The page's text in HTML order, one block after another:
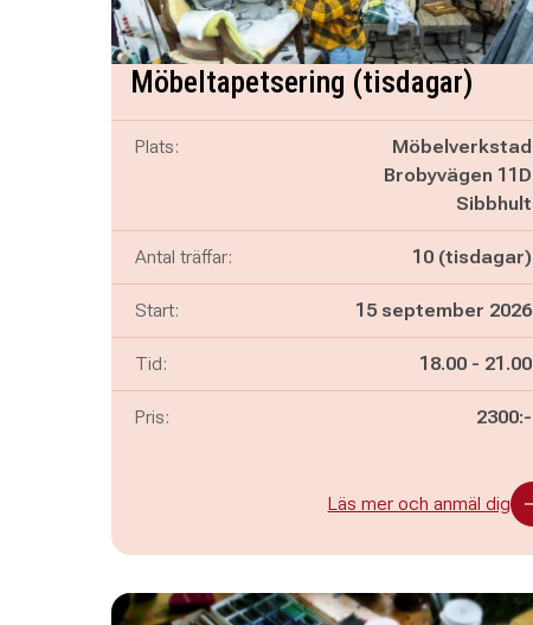
Möbeltapetsering (tisdagar)
Plats:
Möbelverkstad
Brobyvägen 11D
Sibbhult
Antal träffar: 10 (tisdagar)
Start: 15 september 2026
Tid: Pågår mellan
18.00 - och
21.00
Pris: 2300:-
Läs mer och anmäl dig